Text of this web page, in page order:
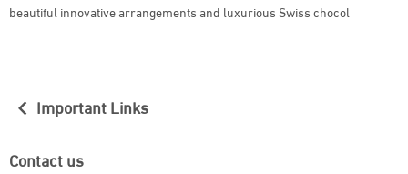
beautiful innovative arrangements and luxurious Swiss chocol
Important Links
Contact us